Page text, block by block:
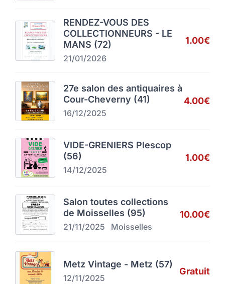
RENDEZ-VOUS DES
COLLECTIONNEURS - LE
MANS (72)
21/01/2026
1.00€
27e salon des antiquaires à
Cour-Cheverny (41)
16/12/2025
4.00€
VIDE-GRENIERS Plescop
(56)
14/12/2025
1.00€
Salon toutes collections
de Moisselles (95)
21/11/2025 Moisselles
10.00€
Metz Vintage - Metz (57)
12/11/2025
Gratuit